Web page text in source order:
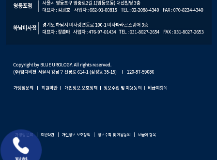
가맹점 문의 | 회원약관 개인정보 보호정책 정보수칙 및 이용동의 비급여 항목